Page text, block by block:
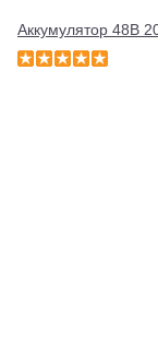
Аккумулятор 48В